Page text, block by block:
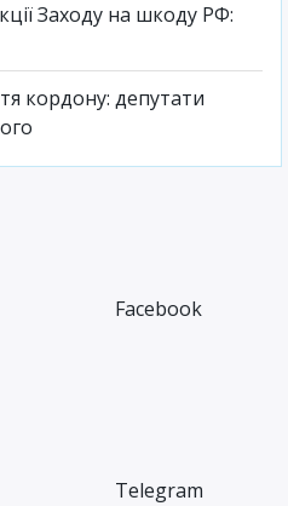
Заходу на шкоду РФ:
кордону: депутати
Facebook
Telegram